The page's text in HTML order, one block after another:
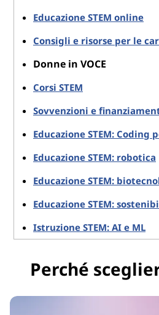
Educazione STEM online
Consigli e risorse per le
Donne in VOCE
Corsi STEM
Sovvenzioni e
Educazione STEM: Coding
Educazione STEM: robotica
Educazione STEM:
Educazione STEM:
Istruzione STEM: AI e ML
Perché